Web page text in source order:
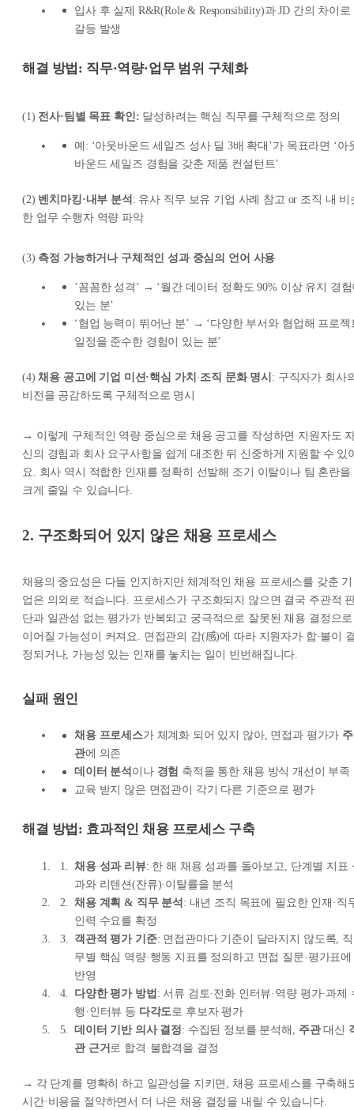
입사 후 실제 R&R(Role & Responsibility)과 JD 간의 차이로
갈등 발생
해결 방법: 직무·역량·업무 범위 구체화
(1) 전사·팀별 목표 확인: 달성하려는 핵심 직무를 구체적으로 정의
예: ‘아웃바운드 세일즈 성사 딜 3배 확대’가 목표라면 ‘아
바운드 세일즈 경험을 갖춘 제품 컨설턴트’
(2) 벤치마킹·내부 분석 : 유사 직무 보유 기업 사례 참고 or 조직 내 비
한 업무 수행자 역량 파악
(3) 측정 가능하거나 구체적인 성과 중심의 언어 사용
’꼼꼼한 성격’ → ‘월간 데이터 정확도 90% 이상 유지 경험
있는 분’
‘협업 능력이 뛰어난 분’ → ‘다양한 부서와 협업해 프로젝
일정을 준수한 경험이 있는 분’
(4)채용 공고에 기업 미션·핵심 가치 ·조직 문화 명시 : 구직자가 회사
비전을 공감하도록 구체적으로 명시
→ 이렇게 구체적인 역량 중심으로 채용 공고를 작성하면 지원자도
신의 경험과 회사 요구사항을 쉽게 대조한 뒤 신중하게 지원할 수 있
요. 회사 역시 적합한 인재를 정확히 선발해 조기 이탈이나 팀 혼란을
크게 줄일 수 있습니다.
2. 구조화되어 있지 않은 채용 프로세스
채용의 중요성은 다들 인지하지만 체계적인 채용 프로세스를 갖춘 기
업은 의외로 적습니다. 프로세스가 구조화되지 않으면 결국 주관적
단과 일관성 없는 평가가 반복되고 궁극적으로 잘못된 채용 결정으로
이어질 가능성이 커져요. 면접관의 감(感)에 따라 지원자가 합·불이
정되거나, 가능성 있는 인재를 놓치는 일이 빈번해집니다.
실패 원인
채용 프로세스가 체계화 되어 있지 않아, 면접과 평가가 주
관에 의존
데이터 분석 이나 경험 축적을 통한 채용 방식 개선이 부족
교육 받지 않은 면접관이 각기 다른 기준으로 평가
해결 방법: 효과적인 채용 프로세스 구축
채용 성과 리뷰: 한 해 채용 성과를 돌아보고, 단계별 지표
과와 리텐션(잔류)·이탈률을 분석
채용 계획 & 직무 분석 : 내년 조직 목표에 필요한 인재·직
인력 수요를 확정
객관적 평가 기준: 면접관마다 기준이 달라지지 않도록, 직
무별 핵심 역량·행동 지표를 정의하고 면접 질문·평가표에
반영
다양한 평가 방법 : 서류 검토·전화 인터뷰·역량 평가·과제
행·인터뷰 등 다각도 로 후보자 평가
데이터 기반 의사 결정: 수집된 정보를 분석해, 주관대신
관 근거 로 합격·불합격을 결정
→ 각 단계를 명확히 하고 일관성을 지키면, 채용 프로세스를 구축해
시간·비용을 절약하면서 더 나은 채용 결정을 내릴 수 있습니다.